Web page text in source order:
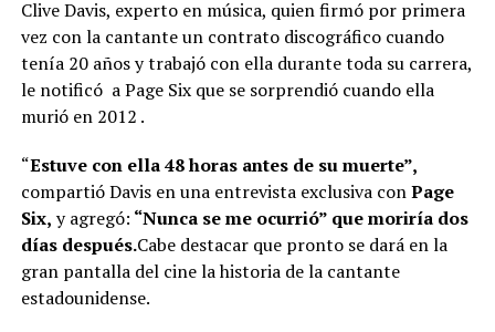
Clive Davis, experto en música, quien firmó por primera
vez con la cantante un contrato discográfico cuando
tenía 20 años y trabajó con ella durante toda su carrera,
le notificó a Page Six que se sorprendió cuando ella
murió en 2012 .
“Estuve con ella 48 horas antes de su muerte”,
compartió Davis en una entrevista exclusiva conPage
Six, y agregó: “Nunca se me ocurrió” que moriría dos
días después.Cabe destacar que pronto se dará en la
gran pantalla del cine la historia de la cantante
estadounidense.